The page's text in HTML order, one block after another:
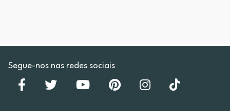
Segue-nos nas redes sociais